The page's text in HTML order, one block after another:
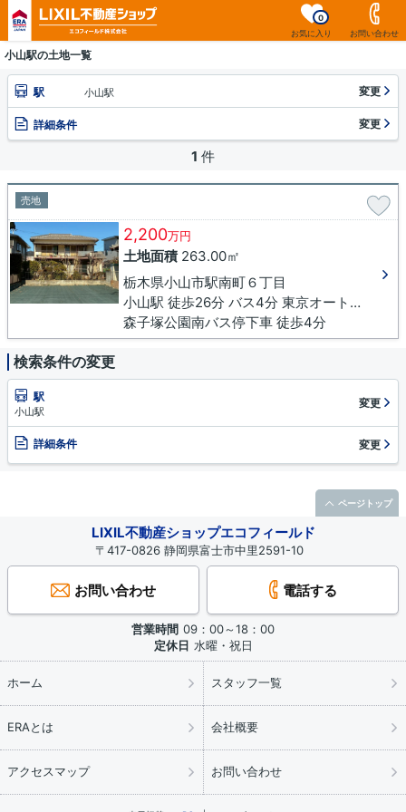
お気に入り
0
お問い合わせ
小山駅の土地一覧
駅 小山駅 変更
詳細条件 変更
1 件
売地
2,200万円
土地面積263.00㎡
栃木県小山市駅南町６丁目
小山駅 徒歩26分 バス4分 東京オート前下車 徒歩6分
森子塚公園南バス停下車 徒歩4分
検索条件の変更
駅
小山駅
変更
詳細条件 変更
LIXIL不動産ショップエコフィールド
〒417-0826 静岡県富士市中里2591-10
お問い合わせ 電話する
営業時間 09：00～18：00
定休日 水曜・祝日
ホーム スタッフ一覧
ERAとは 会社概要
アクセスマップ お問い合わせ
ページトップ